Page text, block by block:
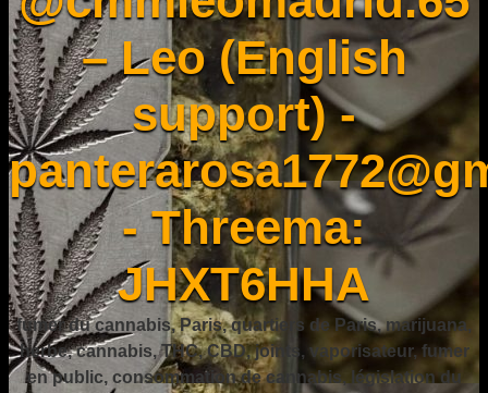
– Leo (English
support) -
- Threema:
JHXT6HHA
fumer du cannabis, Paris, quartiers de Paris, marijuana,
herbe, cannabis, THC, CBD, joints, vaporisateur, fumer
en public, consommation de cannabis, législation du